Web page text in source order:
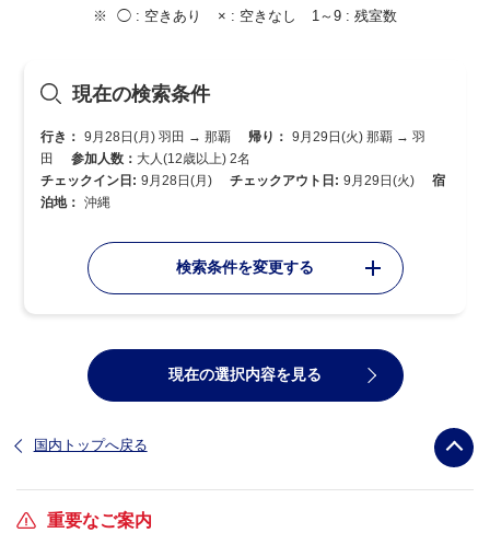
◯ : 空きあり × : 空きなし 1～9 : 残室数
現在の検索条件
行き： 9月28日(月) 羽田 → 那覇 帰り： 9月29日(火) 那覇 → 羽
田
参加人数： 大人(12歳以上) 2名
チェックイン日: 9月28日(月) チェックアウト日: 9月29日(火)
宿
泊地： 沖縄
検索条件を変更する
現在の選択内容を見る
国内トップへ戻る
重要なご案内